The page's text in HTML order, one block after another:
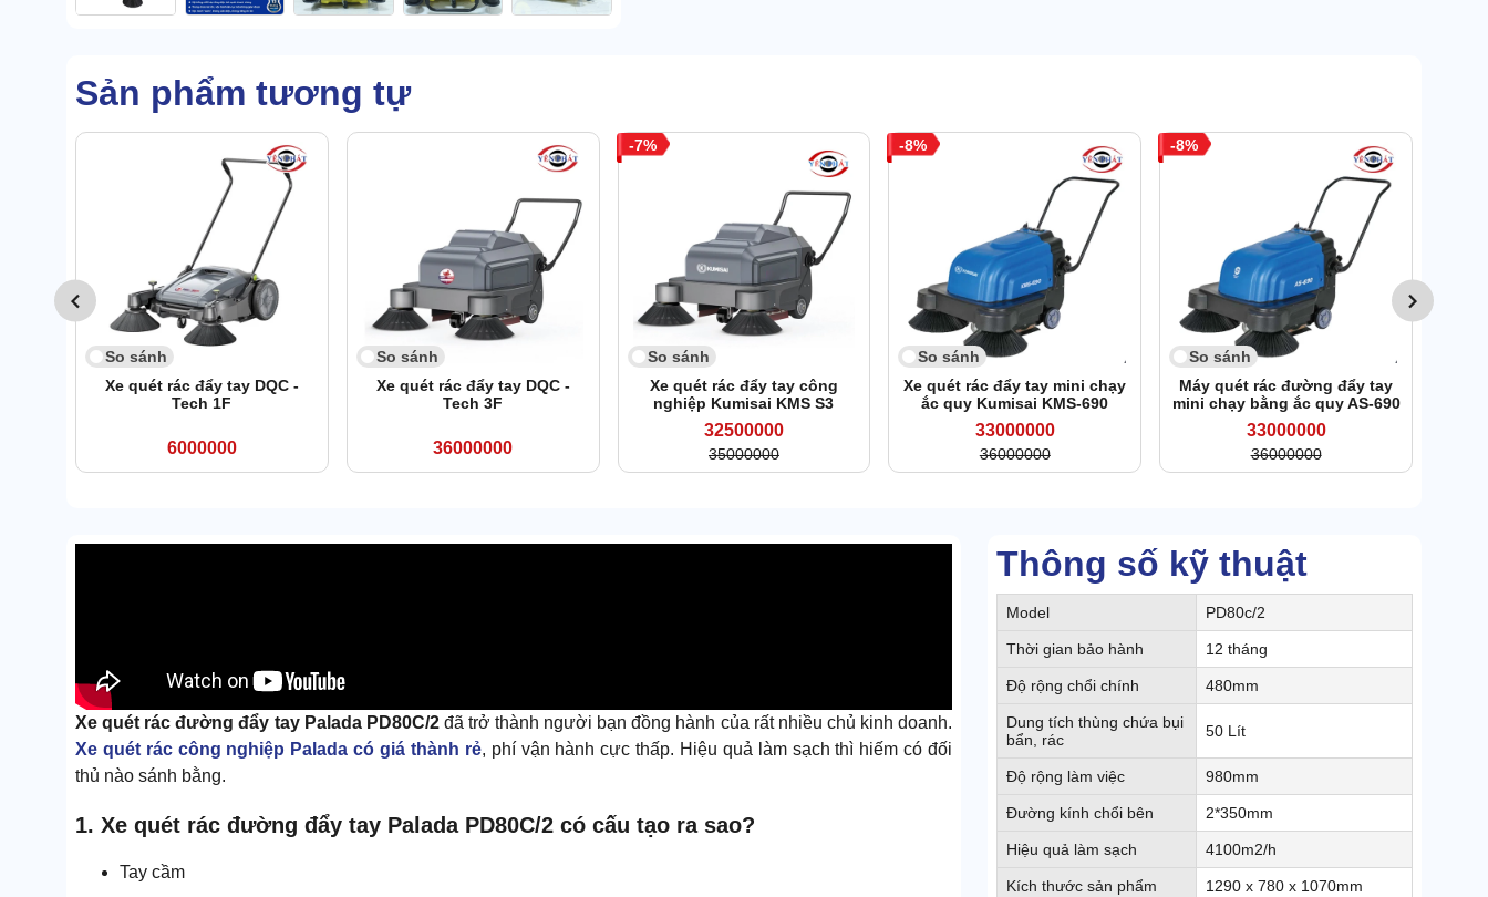
Sản phẩm tương tự
So sánh
Xe quét rác đẩy tay DQC -
Tech 1F
6000000
So sánh
Xe quét rác đẩy tay DQC -
Tech 3F
36000000
7
So sánh
Xe quét rác đẩy tay công
nghiệp Kumisai KMS S3
32500000
35000000
8
So sánh
Xe quét rác đẩy tay mini chạy
ắc quy Kumisai KMS-690
33000000
36000000
8
So sánh
Máy quét rác đường đẩy tay
mini chạy bằng ắc quy AS-690
33000000
36000000
Thông số kỹ thuật
Model PD80c/2
Thời gian bảo hành 12 tháng
Độ rộng chổi chính 480mm
Dung tích thùng chứa bụi
bẩn, rác
50 Lít
Độ rộng làm việc 980mm
Đường kính chổi bên 2*350mm
Hiệu quả làm sạch 4100m2/h
Kích thước sản phẩm 1290 x 780 x 1070mm
Xe quét rác đường đẩy tay Palada PD80C/2đã trở thành người bạn đồng hành của rất nhiều chủ kinh doanh.
Xe quét rác công nghiệp Palada có giá thành rẻ, phí vận hành cực thấp. Hiệu quả làm sạch thì hiếm có đối
thủ nào sánh bằng.
1. Xe quét rác đường đẩy tay Palada PD80C/2 có cấu tạo ra sao?
Tay cầm